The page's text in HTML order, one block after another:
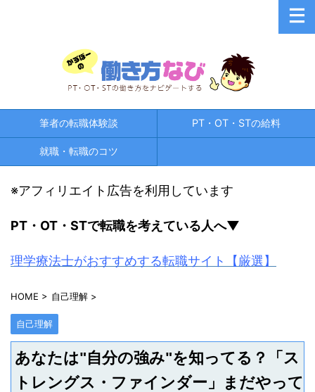
筆者の転職体験談 PT・OT・STの給料
就職・転職のコツ
※アフィリエイト広告を利用しています
PT・OT・STで転職を考えている人へ▼
理学療法士がおすすめする転職サイト【厳選】
HOME > 自己理解 >
自己理解
あなたは"自分の強み"を知ってる？「ス
トレングス・ファインダー」まだやって